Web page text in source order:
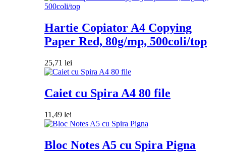
Hartie Copiator A4 Copying
Paper Red, 80g/mp, 500coli/top
25,71 lei
Caiet cu Spira A4 80 file
11,49 lei
Bloc Notes A5 cu Spira Pigna